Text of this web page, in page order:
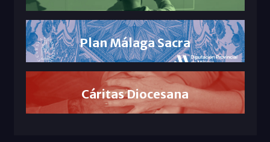
Plan Málaga Sacra
Cáritas Diocesana